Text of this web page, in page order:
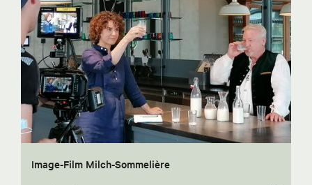
Image-Film Milch-Sommelière